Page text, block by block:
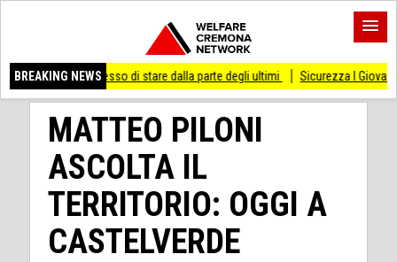
BREAKING NEWS
smesso di stare dalla parte degli ultimi Sicurezza I Giovani Democratici
MATTEO PILONI
ASCOLTA IL
TERRITORIO: OGGI A
CASTELVERDE